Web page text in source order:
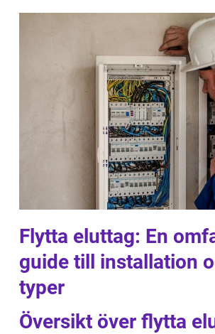
Flytta eluttag: En
guide till installation
typer
Översikt över flytta